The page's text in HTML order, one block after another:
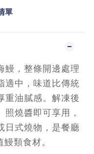
單
鰻，整條開邊處理
適中，味道比傳統
重油膩感。解凍後
燒醬即可享用，
日式燒物，是餐廳
類食材。